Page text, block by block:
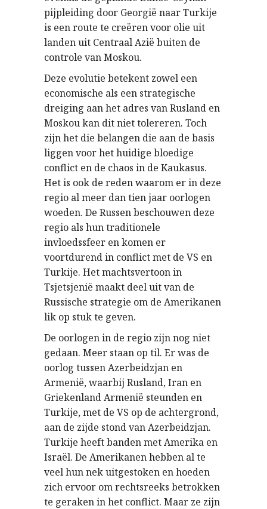
pijpleiding door Georgië naar Turkije
is een route te creëren voor olie uit
landen uit Centraal Azië buiten de
controle van Moskou.
Deze evolutie betekent zowel een
economische als een strategische
dreiging aan het adres van Rusland en
Moskou kan dit niet tolereren. Toch
zijn het die belangen die aan de basis
liggen voor het huidige bloedige
conflict en de chaos in de Kaukasus.
Het is ook de reden waarom er in deze
regio al meer dan tien jaar oorlogen
woeden. De Russen beschouwen deze
regio als hun traditionele
invloedssfeer en komen er
voortdurend in conflict met de VS en
Turkije. Het machtsvertoon in
Tsjetsjenië maakt deel uit van de
Russische strategie om de Amerikanen
lik op stuk te geven.
De oorlogen in de regio zijn nog niet
gedaan. Meer staan op til. Er was de
oorlog tussen Azerbeidzjan en
Armenië, waarbij Rusland, Iran en
Griekenland Armenië steunden en
Turkije, met de VS op de achtergrond,
aan de zijde stond van Azerbeidzjan.
Turkije heeft banden met Amerika en
Israël. De Amerikanen hebben al te
veel hun nek uitgestoken en hoeden
zich ervoor om rechtsreeks betrokken
te geraken in het conflict. Maar ze zijn